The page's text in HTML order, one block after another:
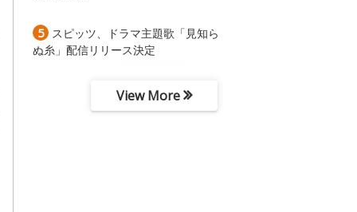
5
ぬ糸」配信リリース決定
View More